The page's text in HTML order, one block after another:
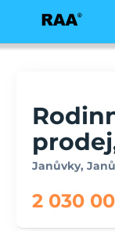
Janůvky,
2 030